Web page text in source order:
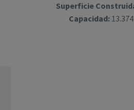
Superficie
Capacidad: